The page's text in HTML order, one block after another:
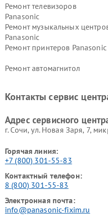
Ремонт телевизоров
Panasonic
Ремонт музыкальных
Panasonic
Ремонт принтеров Panasonic
Ремонт автомагнитол
Контакты сервис
Адрес сервисного
г. Сочи, ул. Новая Заря, 7,
Горячая линия:
+7 (800) 301-55-83
Контактный телефон:
8 (800) 301-55-83
Электронная почта:
info@panasonic-fixim.ru